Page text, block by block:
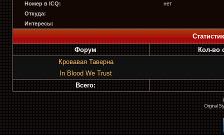
Номер в ICQ:
нет
Откуда:
Интересы:
Форум
Кол-во
Кровавая Таверна
In Blood We Trust
Всего:
Original